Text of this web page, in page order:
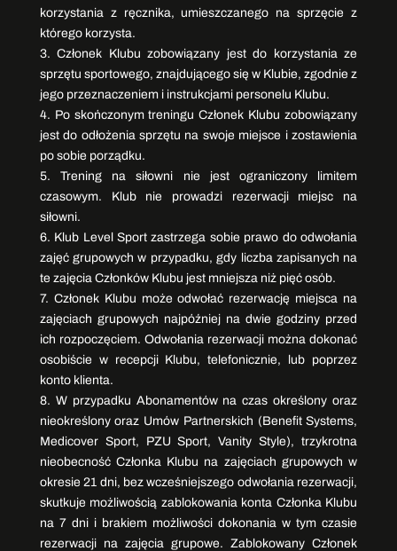
korzystania z ręcznika, umieszczanego na sprzęcie z
którego korzysta.
3. Członek Klubu zobowiązany jest do korzystania ze
sprzętu sportowego, znajdującego się w Klubie, zgodnie z
jego przeznaczeniem i instrukcjami personelu Klubu.
4. Po skończonym treningu Członek Klubu zobowiązany
jest do odłożenia sprzętu na swoje miejsce i zostawienia
po sobie porządku.
5. Trening na siłowni nie jest ograniczony limitem
czasowym. Klub nie prowadzi rezerwacji miejsc na
siłowni.
6. Klub Level Sport zastrzega sobie prawo do odwołania
zajęć grupowych w przypadku, gdy liczba zapisanych na
te zajęcia Członków Klubu jest mniejsza niż pięć osób.
7. Członek Klubu może odwołać rezerwację miejsca na
zajęciach grupowych najpóźniej na dwie godziny przed
ich rozpoczęciem. Odwołania rezerwacji można dokonać
osobiście w recepcji Klubu, telefonicznie, lub poprzez
konto klienta.
8. W przypadku Abonamentów na czas określony oraz
nieokreślony oraz Umów Partnerskich (Benefit Systems,
Medicover Sport, PZU Sport, Vanity Style), trzykrotna
nieobecność Członka Klubu na zajęciach grupowych w
okresie 21 dni, bez wcześniejszego odwołania rezerwacji,
skutkuje możliwością zablokowania konta Członka Klubu
na 7 dni i brakiem możliwości dokonania w tym czasie
rezerwacji na zajęcia grupowe. Zablokowany Członek